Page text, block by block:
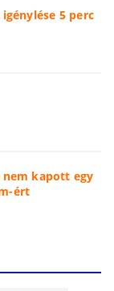
5 perc
nem kapott egy
ért